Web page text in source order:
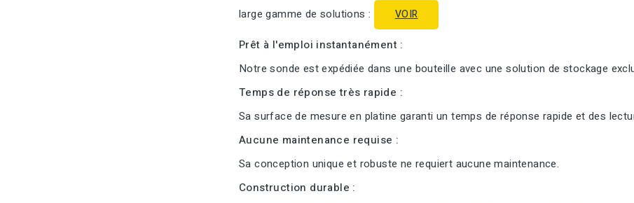
large gamme de solutions :
VOIR
Prêt à l'emploi instantanément :
Notre sonde est expédiée dans une bouteille avec une solution de stockage
Temps de réponse très rapide :
Sa surface de mesure en platine garanti un temps de réponse rapide et des
Aucune maintenance requise :
Sa conception unique et robuste ne requiert aucune maintenance.
Construction durable :